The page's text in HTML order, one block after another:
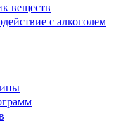
веществ
с алкоголем